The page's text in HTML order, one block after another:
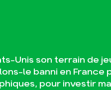
Unis son terrain de
le banni en France
pour investir